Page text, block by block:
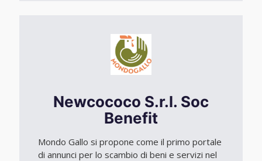
Newcococo S.r.l. Soc
Benefit
Mondo Gallo si propone come il primo portale
di annunci per lo scambio di beni e servizi nel